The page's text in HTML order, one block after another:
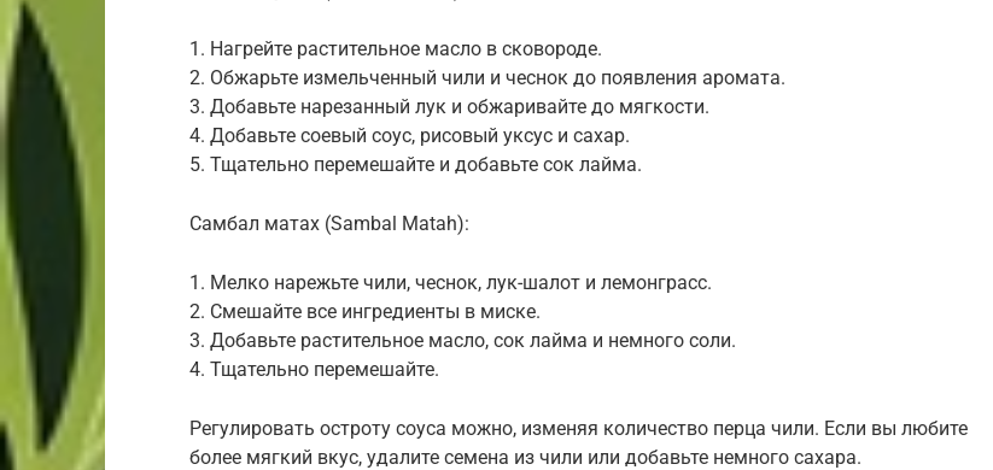
1. Нагрейте растительное масло в сковороде.
2. Обжарьте измельченный чили и чеснок до появления аромата.
3. Добавьте нарезанный лук и обжаривайте до мягкости.
4. Добавьте соевый соус, рисовый уксус и сахар.
5. Тщательно перемешайте и добавьте сок лайма.
Самбал матах (Sambal Matah):
1. Мелко нарежьте чили, чеснок, лук-шалот и лемонграсс.
2. Смешайте все ингредиенты в миске.
3. Добавьте растительное масло, сок лайма и немного соли.
4. Тщательно перемешайте.
Регулировать остроту соуса можно, изменяя количество перца чили. Если вы любите
более мягкий вкус, удалите семена из чили или добавьте немного сахара.